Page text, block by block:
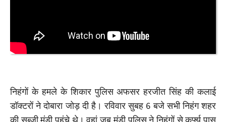
निहंगों के हमले के शिकार पुलिस अफसर हरजीत सिंह की कलाई
डॉक्टरों ने दोबारा जोड़ दी है। रविवार सुबह 6 बजे सभी निहंग शहर